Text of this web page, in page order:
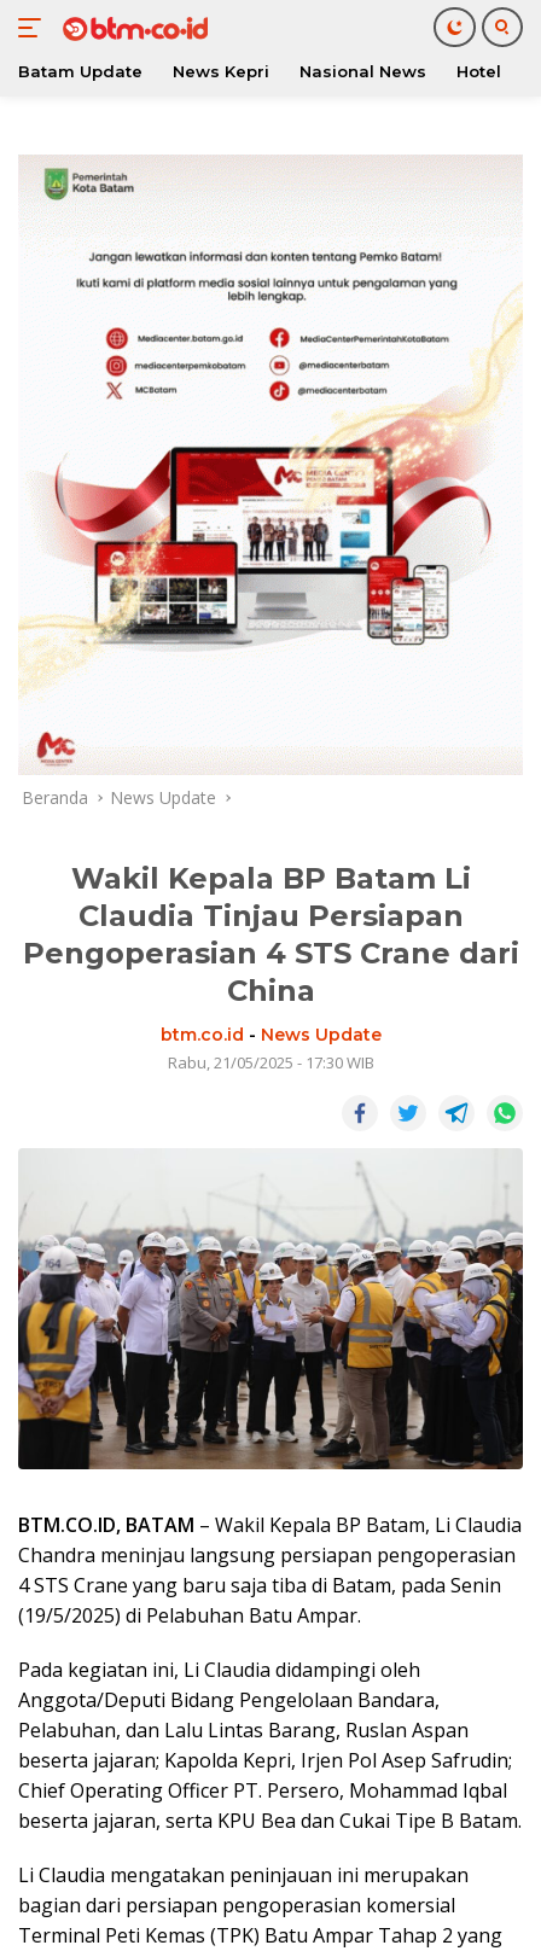
konten
Batam Update News Kepri Nasional News Hotel
Beranda News Update
Wakil Kepala BP Batam Li
Claudia Tinjau Persiapan
Pengoperasian 4 STS Crane dari
China
btm.co.id - News Update
Rabu, 21/05/2025 - 17:30 WIB
BTM.CO.ID, BATAM – Wakil Kepala BP Batam, Li Claudia
Chandra meninjau langsung persiapan pengoperasian
4 STS Crane yang baru saja tiba di Batam, pada Senin
(19/5/2025) di Pelabuhan Batu Ampar.
Pada kegiatan ini, Li Claudia didampingi oleh
Anggota/Deputi Bidang Pengelolaan Bandara,
Pelabuhan, dan Lalu Lintas Barang, Ruslan Aspan
beserta jajaran; Kapolda Kepri, Irjen Pol Asep Safrudin;
Chief Operating Officer PT. Persero, Mohammad Iqbal
beserta jajaran, serta KPU Bea dan Cukai Tipe B Batam.
Li Claudia mengatakan peninjauan ini merupakan
bagian dari persiapan pengoperasian komersial
Terminal Peti Kemas (TPK) Batu Ampar Tahap 2 yang